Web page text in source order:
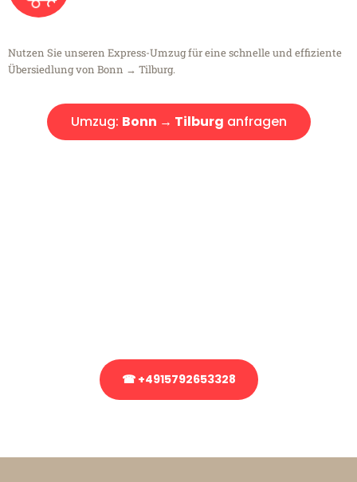
Nutzen Sie unseren Express-Umzug für eine schnelle und effiziente
Übersiedlung von Bonn → Tilburg.
Umzug: Bonn → Tilburg anfragen
☎ +4915792653328